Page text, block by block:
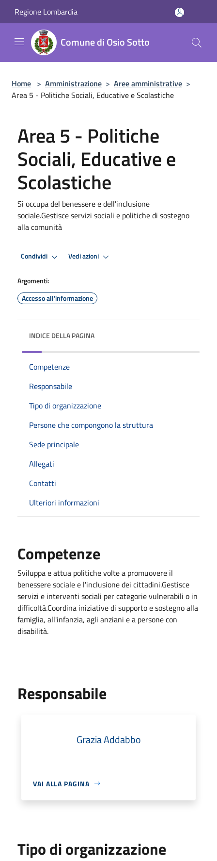
Regione Lombardia
Comune di Osio Sotto
Home > Amministrazione > Aree amministrative >
Area 5 - Politiche Sociali, Educative e Scolastiche
Area 5 - Politiche
Sociali, Educative e
Scolastiche
Si occupa del benessere e dell'inclusione
sociale.Gestisce servizi sociali e politiche di sostegno
alla comunità
Condividi Vedi azioni
Argomenti:
Accesso all'informazione
INDICE DELLA PAGINA
Competenze
Responsabile
Tipo di organizzazione
Persone che compongono la struttura
Sede principale
Allegati
Contatti
Ulteriori informazioni
Competenze
Sviluppa e attua politiche volte a promuovere il
benessere sociale e l'inclusione dei cittadini.Gestisce
servizi e interventi sociali per categorie vulnerabili o in
difficoltà.Coordina iniziative di supporto e sostegno alla
famiglia, all'infanzia, agli anziani e a persone con
disabilità.
Responsabile
Grazia Addabbo
VAI ALLA PAGINA
Tipo di organizzazione